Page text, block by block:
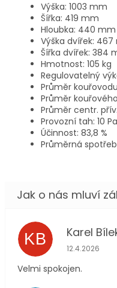
Výška:
Šířka:
Výška
Šířka
Průměr
Průměr
Průměr centr.
Provozní
Průměrná
KB Karel
Hodnocení
12.4.2026
Velmi spokojen.